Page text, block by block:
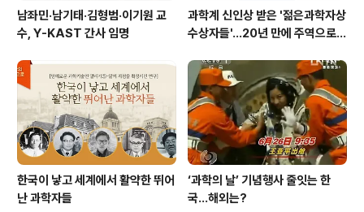
남좌민·남기태·김형범·이기원 교
수, Y-KAST 간사 임명
과학계 신인상 받은 '젊은과학자상
수상자들'…20년 만에 주역으로
한국이 낳고 세계에서 활약한 뛰어
난 과학자들
‘과학의 날’ 기념행사 줄잇는 한
국…해외는?